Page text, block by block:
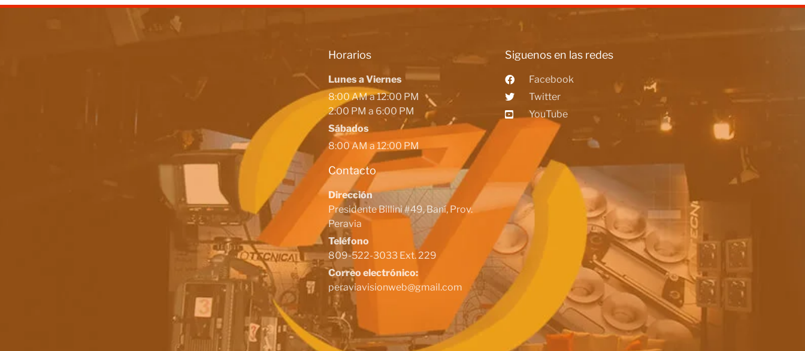
Horarios
Lunes a Viernes
8:00 AM a 12:00 PM
2:00 PM a 6:00 PM
Sábados
8:00 AM a 12:00 PM
Contacto
Dirección
Presidente Billini #49, Baní, Prov.
Peravia
Teléfono
809-522-3033 Ext. 229
Correo electrónico:
peraviavisionweb@gmail.com
Siguenos en las redes
Facebook
Twitter
YouTube